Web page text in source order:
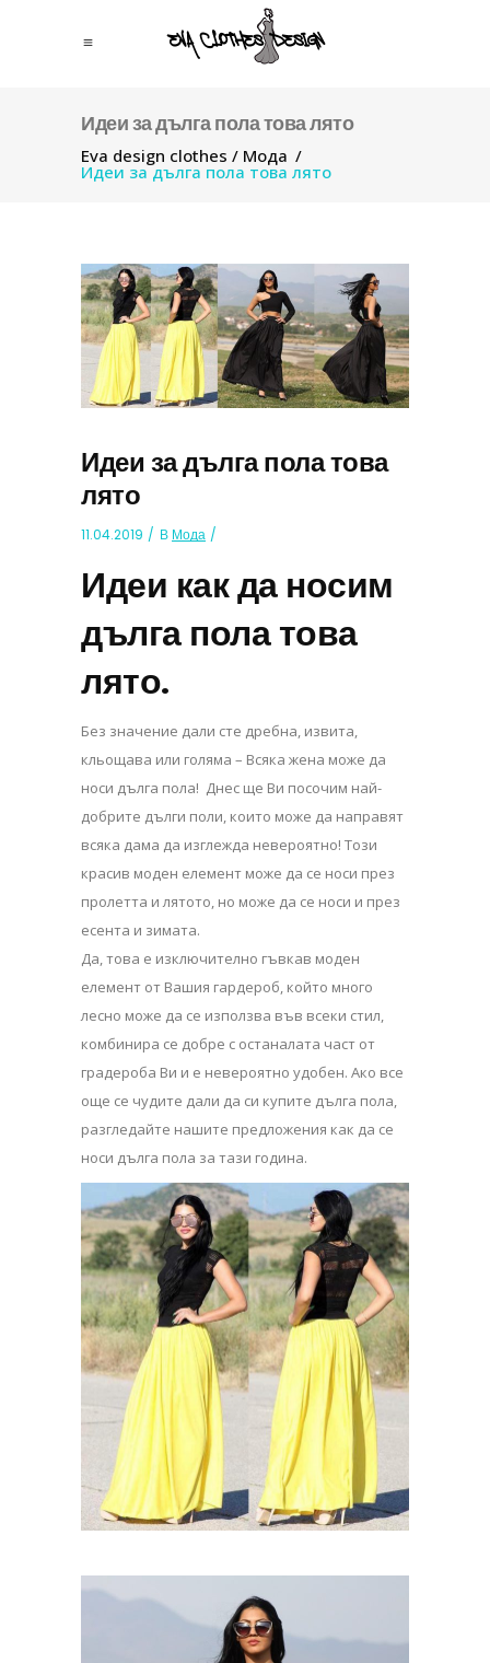
Идеи за дълга пола това лято
Eva design clothes / Мода /
Идеи за дълга пола това лято
Идеи за дълга пола това
лято
11.04.2019 В Мода
Идеи как да носим
дълга пола това
лято.
Без значение дали сте дребна, извита,
кльощава или голяма – Всяка жена може да
носи дълга пола! Днес ще Ви посочим най-
добрите дълги поли, които може да направят
всяка дама да изглежда невероятно! Този
красив моден елемент може да се носи през
пролетта и лятото, но може да се носи и през
есента и зимата.
Да, това е изключително гъвкав моден
елемент от Вашия гардероб, който много
лесно може да се използва във всеки стил,
комбинира се добре с останалата част от
градероба Ви и е невероятно удобен. Ако все
още се чудите дали да си купите дълга пола,
разгледайте нашите предложения как да се
носи дълга пола за тази година.